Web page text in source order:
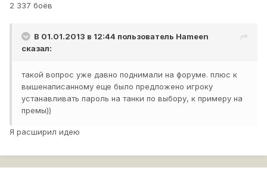
2 337 боёв
В 01.01.2013 в 12:44 пользователь Hameen
сказал:
такой вопрос уже давно поднимали на форуме. плюс к
вышенаписанному еще было предложено игроку
устанавливать пароль на танки по выбору, к примеру на
премы))
Я расширил идею